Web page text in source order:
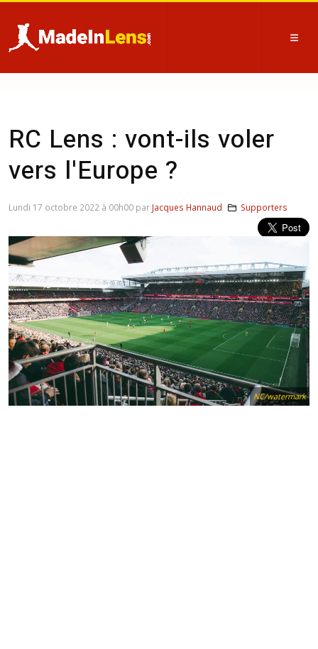
RC Lens : vont-ils voler
vers l'Europe ?
NC/watermark
Lundi 17 octobre 2022 à 00h00 par Jacques Hannaud Supporters